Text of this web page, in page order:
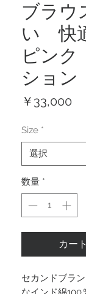
ブラ
い 快
ピン
ション
￥33,000
Size *
数量 *
カー
セカンドブラ